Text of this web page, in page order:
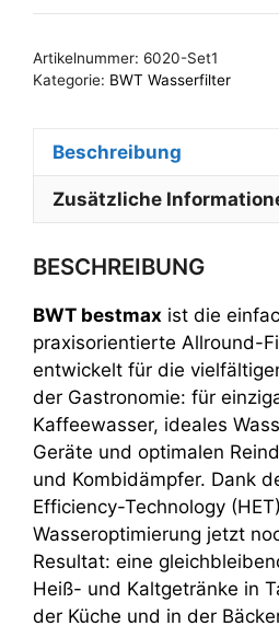
FLEX
Artikelnummer: 6020-Set1
Kategorie: BWT Wasserfilter
Beschreibung
Zusätzliche
BESCHREIBUNG
BWT bestmax ist die
praxisorientierte Allround-
entwickelt für die
der Gastronomie: für
Kaffeewasser, ideales
Geräte und optimalen
und Kombidämpfer. Dank
Efficiency-Technology
Wasseroptimierung jetzt
Resultat: eine
Heiß- und Kaltgetränke in
der Küche und in der